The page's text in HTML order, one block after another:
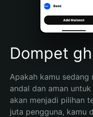
Português (Brasil)
Español (Argentina)
Dompet
Apakah kamu
andal dan aman
akan menjadi pilihan
juta pengguna, kamu